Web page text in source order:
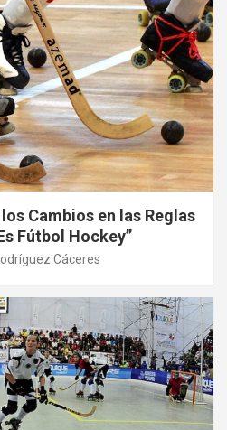
Cambios en las Reglas
Fútbol Hockey”
Cáceres